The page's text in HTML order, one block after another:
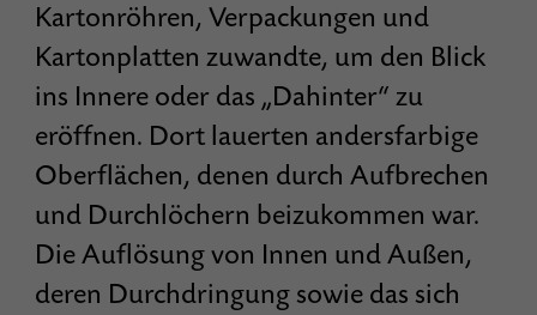
Kartonröhren, Verpackungen und
Kartonplatten zuwandte, um den Blick
ins Innere oder das „Dahinter“ zu
eröffnen. Dort lauerten andersfarbige
Oberflächen, denen durch Aufbrechen
und Durchlöchern beizukommen war.
Die Auflösung von Innen und Außen,
deren Durchdringung sowie das sich